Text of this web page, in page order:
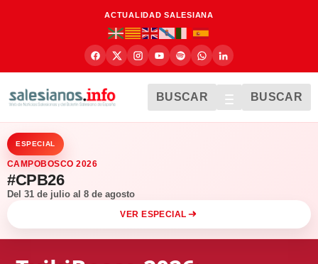
ACTUALIDAD SALESIANA
BUSCAR BUSCAR
ESPECIAL
CAMPOBOSCO 2026
#CPB26
Del 31 de julio al 8 de agosto
VER ESPECIAL